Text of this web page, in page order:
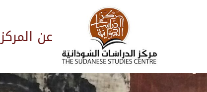
عن المركز